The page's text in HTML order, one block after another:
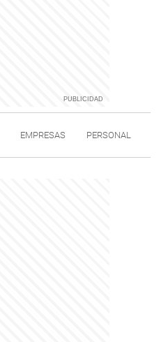
EMPRESAS PERSONAL